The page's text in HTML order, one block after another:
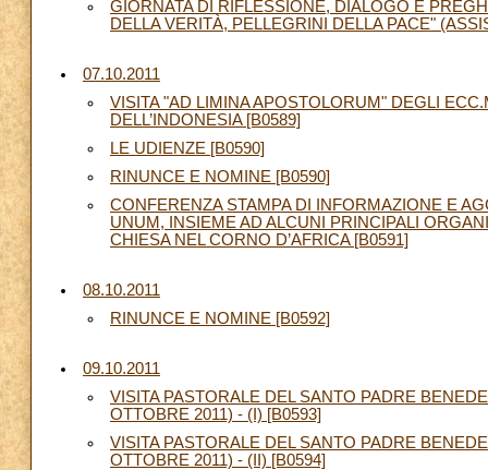
GIORNATA DI RIFLESSIONE, DIALOGO E
DELLA VERITÀ, PELLEGRINI DELLA PACE"
07.10.2011
VISITA "AD LIMINA APOSTOLORUM" DEGLI
DELL’INDONESIA [B0589]
LE UDIENZE [B0590]
RINUNCE E NOMINE [B0590]
CONFERENZA STAMPA DI INFORMAZIONE E
UNUM, INSIEME AD ALCUNI PRINCIPALI
CHIESA NEL CORNO D’AFRICA [B0591]
08.10.2011
RINUNCE E NOMINE [B0592]
09.10.2011
VISITA PASTORALE DEL SANTO PADRE
OTTOBRE 2011) - (I) [B0593]
VISITA PASTORALE DEL SANTO PADRE
OTTOBRE 2011) - (II) [B0594]